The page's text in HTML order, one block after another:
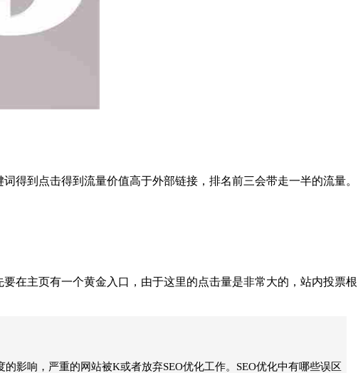
到点击得到流量价值高于外部链接，排名前三会带走一半的流量。
主页有一个黄金入口，由于这里的点击量是非常大的，站内投票根
影响，严重的网站被K或者放弃SEO优化工作。SEO优化中有哪些误区